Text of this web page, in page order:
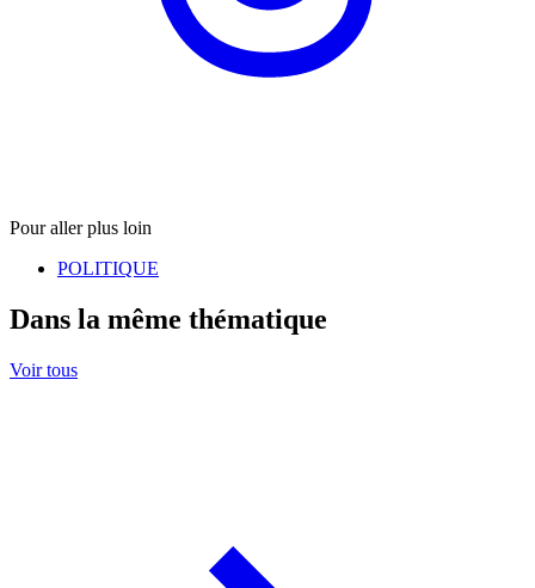
Pour aller plus loin
POLITIQUE
Dans la même thématique
Voir tous